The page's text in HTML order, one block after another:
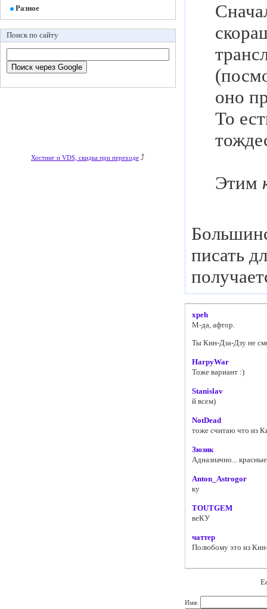
Разное
Поиск по сайту
Хостинг и VDS, скидка при переходе ⤴
оно
То
Этим
писать
xpeh
М-да, афтор.
Ты Кин-Дза-Дзу не
HarpyWar
Тоже вариант :)
Stanislav
й всем)
NotDead
тоже считаю что из
Зюзик
Адназначно...
Anton_Astrogor
ку
TOUTGEM
веКУ
чаттер
Полюбому это из
Имя: